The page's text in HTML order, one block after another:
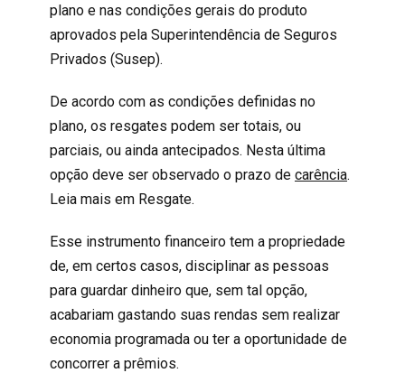
plano e nas condições gerais do produto
aprovados pela Superintendência de Seguros
Privados (Susep).
De acordo com as condições definidas no
plano, os resgates podem ser totais, ou
parciais, ou ainda antecipados. Nesta última
opção deve ser observado o prazo de carência.
Leia mais em Resgate.
Esse instrumento financeiro tem a propriedade
de, em certos casos, disciplinar as pessoas
para guardar dinheiro que, sem tal opção,
acabariam gastando suas rendas sem realizar
economia programada ou ter a oportunidade de
concorrer a prêmios.